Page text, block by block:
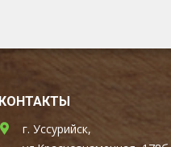
КОНТАКТЫ
г. Уссурийск,